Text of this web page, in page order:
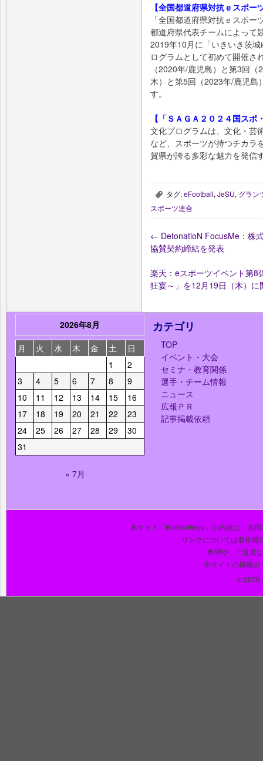
【全国都道府県対抗ｅスポー
「全国都道府県対抗ｅスポ
都道府県代表チームによって
2019年10月に「いきいき茨
ログラムとして初めて開催さ
（2020年/鹿児島）と第3回
木）と第5回（2023年/鹿児島
す。
【「ＳＡＧＡ２０２４国ス
文化プログラムは、文化・芸
など、スポーツが持つチカラ
賀県が誇る多彩な魅力を発信
, タグ:eFootball, JeSU, グラン
スポーツ連合
← DetonatioN FocusMe：株
協賛契約締結を発表
楽天：eスポーツイベント第
狂宴～」を12月19日（木）
2026年8月
月
火 水 木 金 土
日
1
2
3
4 5 6 7 8
9
10
11 12 13 14 15
16
17
18 19 20 21 22
23
24
25 26 27 28 29
30
31
« 7月
カテゴリ
TOP
イベント・大会
セミナ・教育関係
選手・チーム情報
ニュース
広報ＰＲ
記事掲載依頼
本サイト「BeSporter.jp」の内容は、商
リンクについては著作権
希望や、ご意見
本サイトの掲載ポ
© 2026